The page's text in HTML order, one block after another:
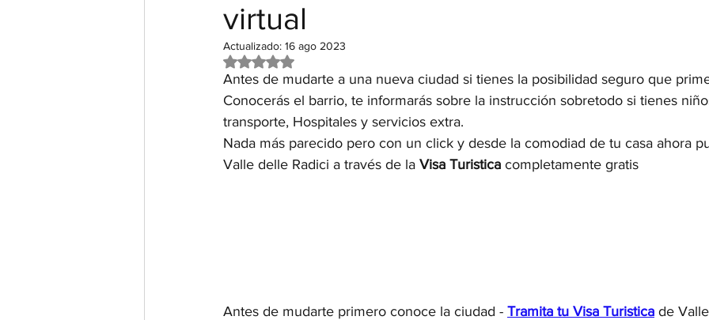
virtual
Actualizado: 16 ago 2023
Obtuvo NaN de 5 estrellas.
Antes de mudarte a una nueva ciudad si tienes la posibilidad seguro que
Conocerás el barrio, te informarás sobre la instrucción sobretodo si tienes
transporte, Hospitales y servicios extra.
Nada más parecido pero con un click y desde la comodiad de tu casa ahora
Valle delle Radici a través de la Visa Turistica completamente gratis
Antes de mudarte primero conoce la ciudad - Tramita tu Visa Turistica de